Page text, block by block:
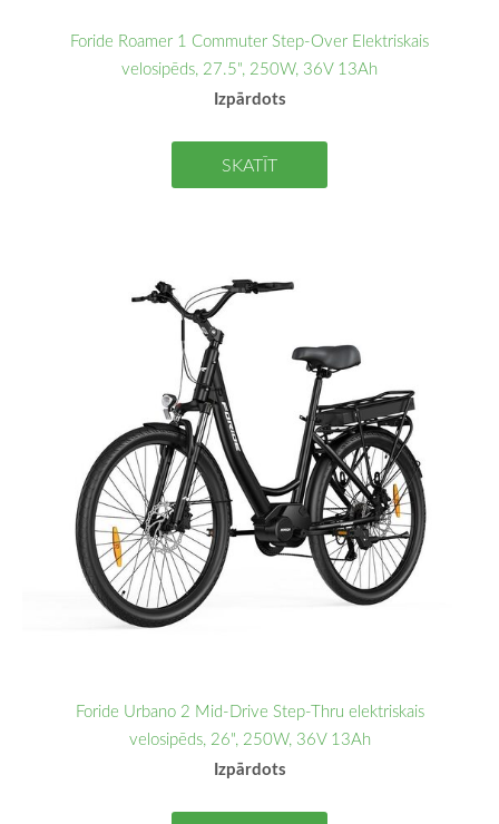
Foride Roamer 1 Commuter Step-Over Elektriskais
velosipēds, 27.5", 250W, 36V 13Ah
Izpārdots
SKATĪT
Foride Urbano 2 Mid-Drive Step-Thru elektriskais
velosipēds, 26", 250W, 36V 13Ah
Izpārdots